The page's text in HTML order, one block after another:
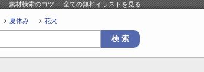
素材検索のコツ 全ての無料イラストを見る
夏休み 花火